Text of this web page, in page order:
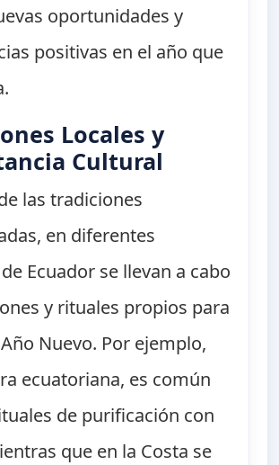
oportunidades y
positivas en el año que
Locales y
Cultural
las tradiciones
en diferentes
Ecuador se llevan a cabo
y rituales propios para
Nuevo. Por ejemplo,
ecuatoriana, es común
de purificación con
que en la Costa se